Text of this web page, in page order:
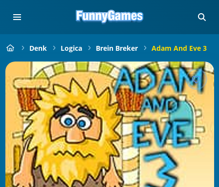
Denk Logica Brein Breker Adam And Eve 3